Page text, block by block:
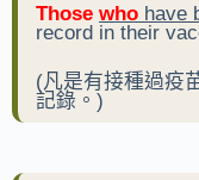
Those who have
record in their
(凡是有接種過疫
記錄。)